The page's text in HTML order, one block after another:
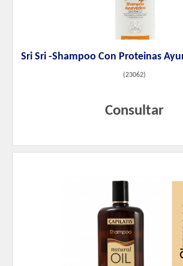
Sri Sri -Shampoo Con Proteinas
(23062)
Consultar